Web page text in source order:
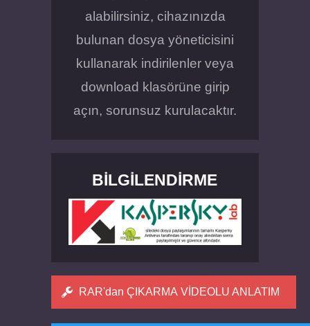
alabilirsiniz, cihazınızda
bulunan dosya yöneticisini
kullanarak indirilenler veya
download klasörüne girip
açın, sorunsuz kurulacaktır.
BILGILENDIRME
RAR'dan ÇIKARMA VİDEOLU ANLATIM